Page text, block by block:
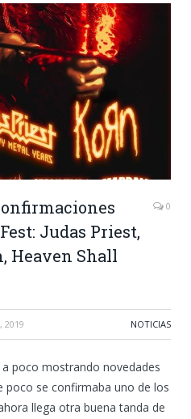
Judas Priest,
Heaven Shall
0
2019 NOTICIAS
poco mostrando novedades
poco se confirmaba uno de los
llega otra buena tanda de